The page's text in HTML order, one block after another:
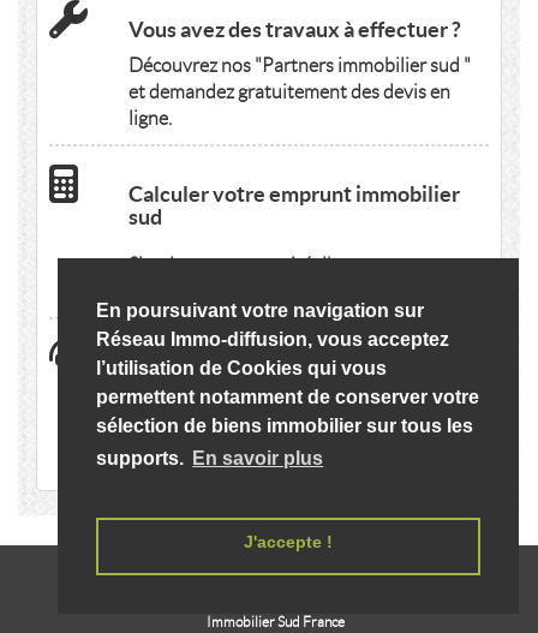
En poursuivant votre navigation sur
Réseau Immo-diffusion, vous acceptez
l’utilisation de Cookies qui vous
permettent notamment de conserver votre
sélection de biens immobilier sur tous les
supports. En savoir plus
J'accepte !
Vous avez des travaux à effectuer ?
Découvrez nos "Partners immobilier sud "
et demandez gratuitement des devis en
ligne.
Calculer votre emprunt immobilier
sud
Simulez votre capacité d'emprunt en
Trouver un organisme administratif
rattaché à immobilier sud
Retrouvez facilement les liens utiles pour
votre logement.
Immobilier Sud France